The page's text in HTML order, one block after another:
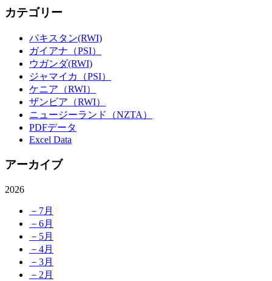
カテゴリー
パキスタン(RWI)
ガイアナ（PSI）
ウガンダ(RWI)
ジャマイカ（PSI）
ケニア（RWI）
ザンビア（RWI）
ニュージーランド（NZTA）
PDFデータ
Excel Data
アーカイブ
2026
－7月
－6月
－5月
－4月
－3月
－2月